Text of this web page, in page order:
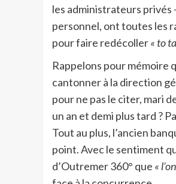
les administrateurs privés
personnel, ont toutes les
pour faire redécoller« to
Rappelons pour mémoire
cantonner à la direction
pour ne pas le citer, mari
un an et demi plus tard ?
Tout au plus, l’ancien
point. Avec le sentiment
d’Outremer 360° que «